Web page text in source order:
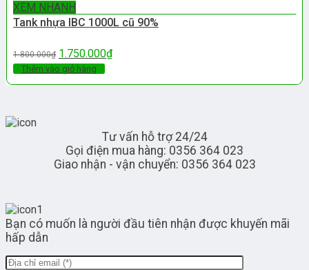
XEM NHANH
Tank nhựa IBC 1000L cũ 90%
1.800.000₫ 1.750.000₫
Thêm vào giỏ hàng
Tư vấn hỗ trợ 24/24
Gọi điện mua hàng: 0356 364 023
Giao nhận - vận chuyển: 0356 364 023
Bạn có muốn là người đầu tiên nhận được khuyến mãi
hấp dẫn